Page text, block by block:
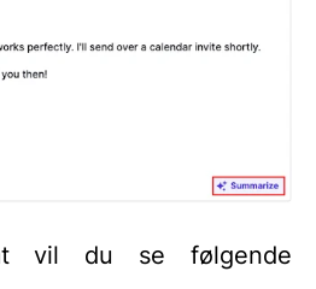
vil du se følgende